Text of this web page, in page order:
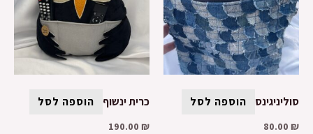
סוליניגינס הוספה לסל
80.00 ₪
כרית ינשוף הוספה לסל
190.00 ₪